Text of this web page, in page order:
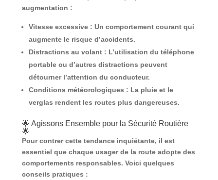
augmentation :
Vitesse excessive: Un comportement courant qui
augmente le risque d’accidents.
Distractions au volant: L’utilisation du téléphone
portable ou d’autres distractions peuvent
détourner l’attention du conducteur.
Conditions météorologiques : La pluie et le
verglas rendent les routes plus dangereuses.
🌟 Agissons Ensemble pour la Sécurité Routière
🌟
Pour contrer cette tendance inquiétante, il est
essentiel que chaque usager de la route adopte des
comportements responsables. Voici quelques
conseils pratiques :